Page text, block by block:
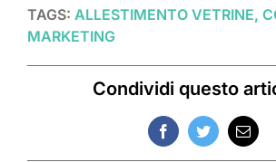
TAGS: ALLESTIMENTO VETRINE,
MARKETING
Condividi questo
FacebookTwitterEmail